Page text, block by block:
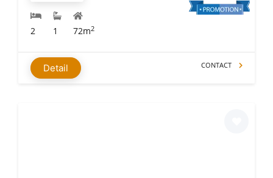
2 1 72m2
Detail CONTACT